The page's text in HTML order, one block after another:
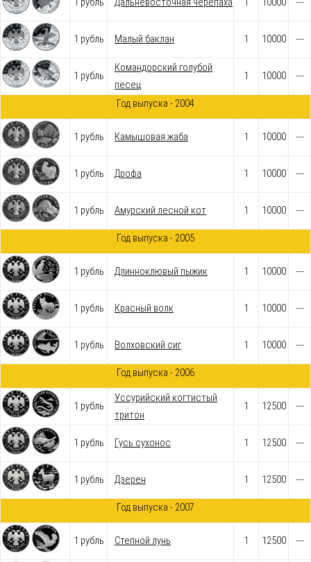
1 рубль Малый баклан 1 10000 ---
1 рубль
Командорский голубой
песец
1 10000 ---
Год выпуска - 2004
1 рубль Камышовая жаба 1 10000 ---
1 рубль Дрофа 1 10000 ---
1 рубль Амурский лесной кот 1 10000 ---
Год выпуска - 2005
1 рубль Длинноклювый пыжик 1 10000 ---
1 рубль Красный волк 1 10000 ---
1 рубль Волховский сиг 1 10000 ---
Год выпуска - 2006
1 рубль
Уссурийский когтистый
тритон
1 12500 ---
1 рубль Гусь сухонос 1 12500 ---
1 рубль Дзерен 1 12500 ---
Год выпуска - 2007
1 рубль Степной лунь 1 12500 ---